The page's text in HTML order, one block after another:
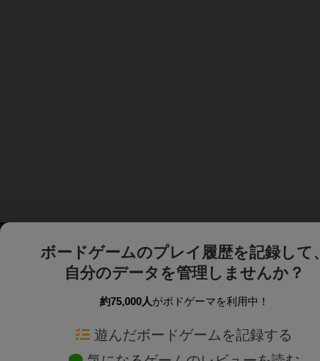
ボードゲームのプレイ履歴を記録して、
自分のデータを管理しませんか？
約75,000人がボドゲーマを利用中！
遊んだボードゲームを記録する